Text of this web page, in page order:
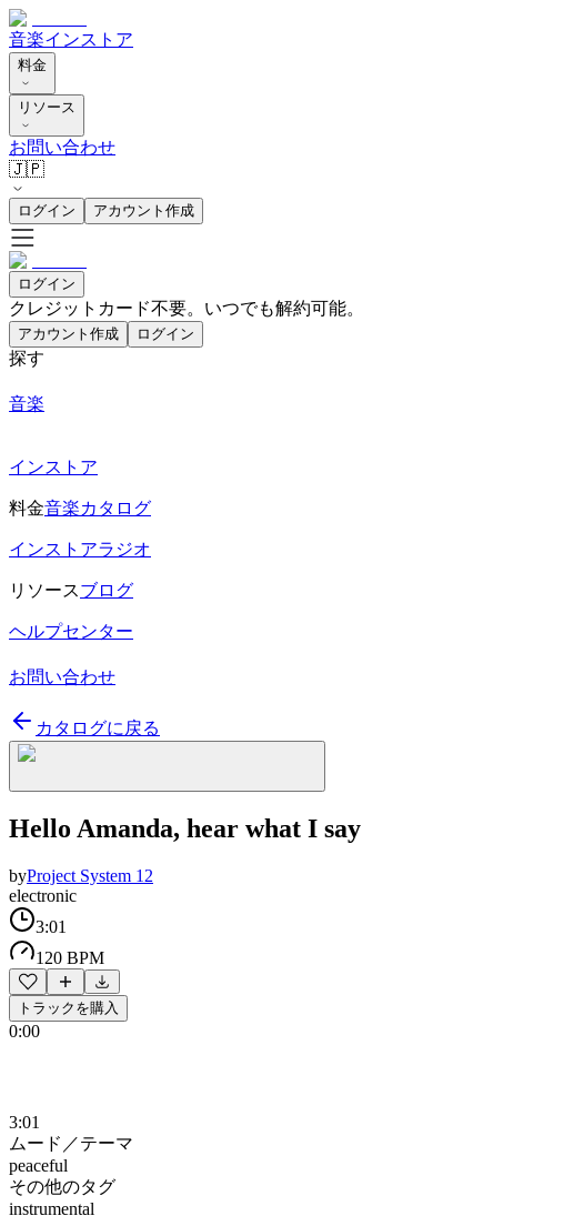
音楽インストア
料金
リソース
お問い合わせ
🇯🇵
ログイン アカウント作成
ログイン
クレジットカード不要。いつでも解約可能。
アカウント作成 ログイン
探す
音楽
インストア
料金音楽カタログ
インストアラジオ
リソースブログ
ヘルプセンター
お問い合わせ
カタログに戻る
Hello Amanda, hear what I say
byProject System 12
electronic
3:01
120 BPM
トラックを購入
0:00
3:01
ムード／テーマ
peaceful
その他のタグ
instrumental